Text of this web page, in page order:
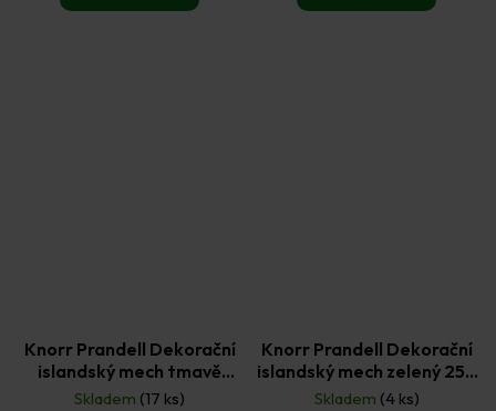
Knorr Prandell Dekorační
islandský mech tmavě
zelený 50 g
Skladem (17 ks)
Knorr Prandell Dekorační
islandský mech zelený 250
g
Skladem (4 ks)